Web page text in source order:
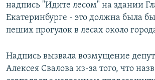
надпись "Идите лесом" на здании
Екатеринбурге - это должна была
пеших прогулок в лесах около
Надпись вызвала возмущение
Алексея Свалова из-за того, что